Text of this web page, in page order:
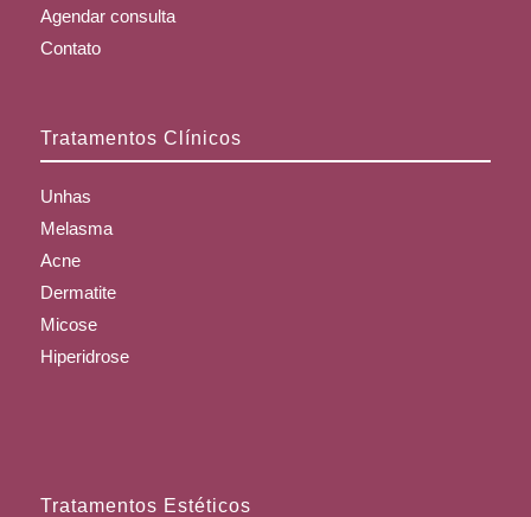
Agendar consulta
Contato
Tratamentos Clínicos
Unhas
Melasma
Acne
Dermatite
Micose
Hiperidrose
Tratamentos Estéticos